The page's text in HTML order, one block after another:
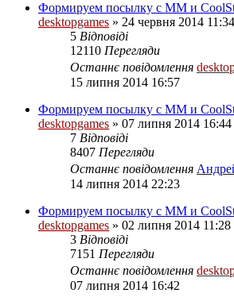
Формируем посылку с ММ и
desktopgames » 24 червня 2014 11:34
5 Відповіді
12110 Перегляди
Останнє повідомлення
15 липня 2014 16:57
Формируем посылку с ММ и
desktopgames » 07 липня 2014 16:44
7 Відповіді
8407 Перегляди
Останнє повідомлення
14 липня 2014 22:23
Формируем посылку с ММ и
desktopgames » 02 липня 2014 11:28
3 Відповіді
7151 Перегляди
Останнє повідомлення
07 липня 2014 16:42